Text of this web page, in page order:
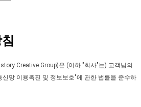
Creative Group)은 (이하 "회사"는) 고객님의
망 이용촉진 및 정보보호"에 관한 법률을 준수하